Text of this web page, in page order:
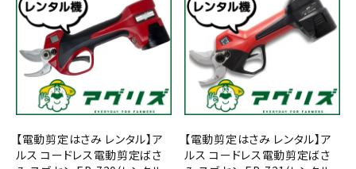
【電動剪定はさみ レンタル】ア
ルス コードレス電動剪定ばさ
【電動剪定はさみ レンタル】ア
ルス コードレス電動剪定ばさ